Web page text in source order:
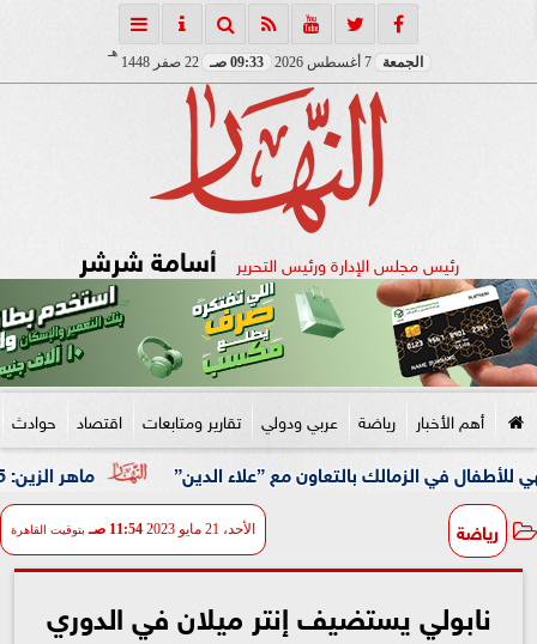
الجمعة 7 أغسطس 2026 09:33 صـ 22 صفر 1448
هـ
رئيس مجلس الإدارة ورئيس التحرير أسامة شرشر
أهم الأخبار رياضة عربي ودولي تقارير ومتابعات اقتصاد حوادث
ماهر الزين: 25 حافلة تُعيد 1250 سودانيًا ضمن الفوج الـ41.. والالتزام بوثائق السفر عزز انسيابية العودة الطوعية بالتعاون مع ”علاء الدين”
رياضة الأحد، 21 مايو 2023 11:54 صـ بتوقيت القاهرة
نابولي يستضيف إنتر ميلان في الدوري